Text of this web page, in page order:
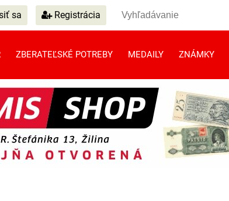
sa Registrácia
ZBERATEĽSKÉ POTREBY MEDAILY ZNÁMKY